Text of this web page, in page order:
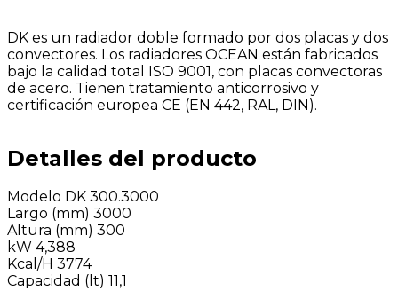
DK es un radiador doble formado por dos placas y dos
convectores. Los radiadores OCEAN están fabricados
bajo la calidad total ISO 9001, con placas convectoras
de acero. Tienen tratamiento anticorrosivo y
certificación europea CE (EN 442, RAL, DIN).
Detalles del producto
Modelo DK 300.3000
Largo (mm) 3000
Altura (mm) 300
kW 4,388
Kcal/H 3774
Capacidad (lt) 11,1